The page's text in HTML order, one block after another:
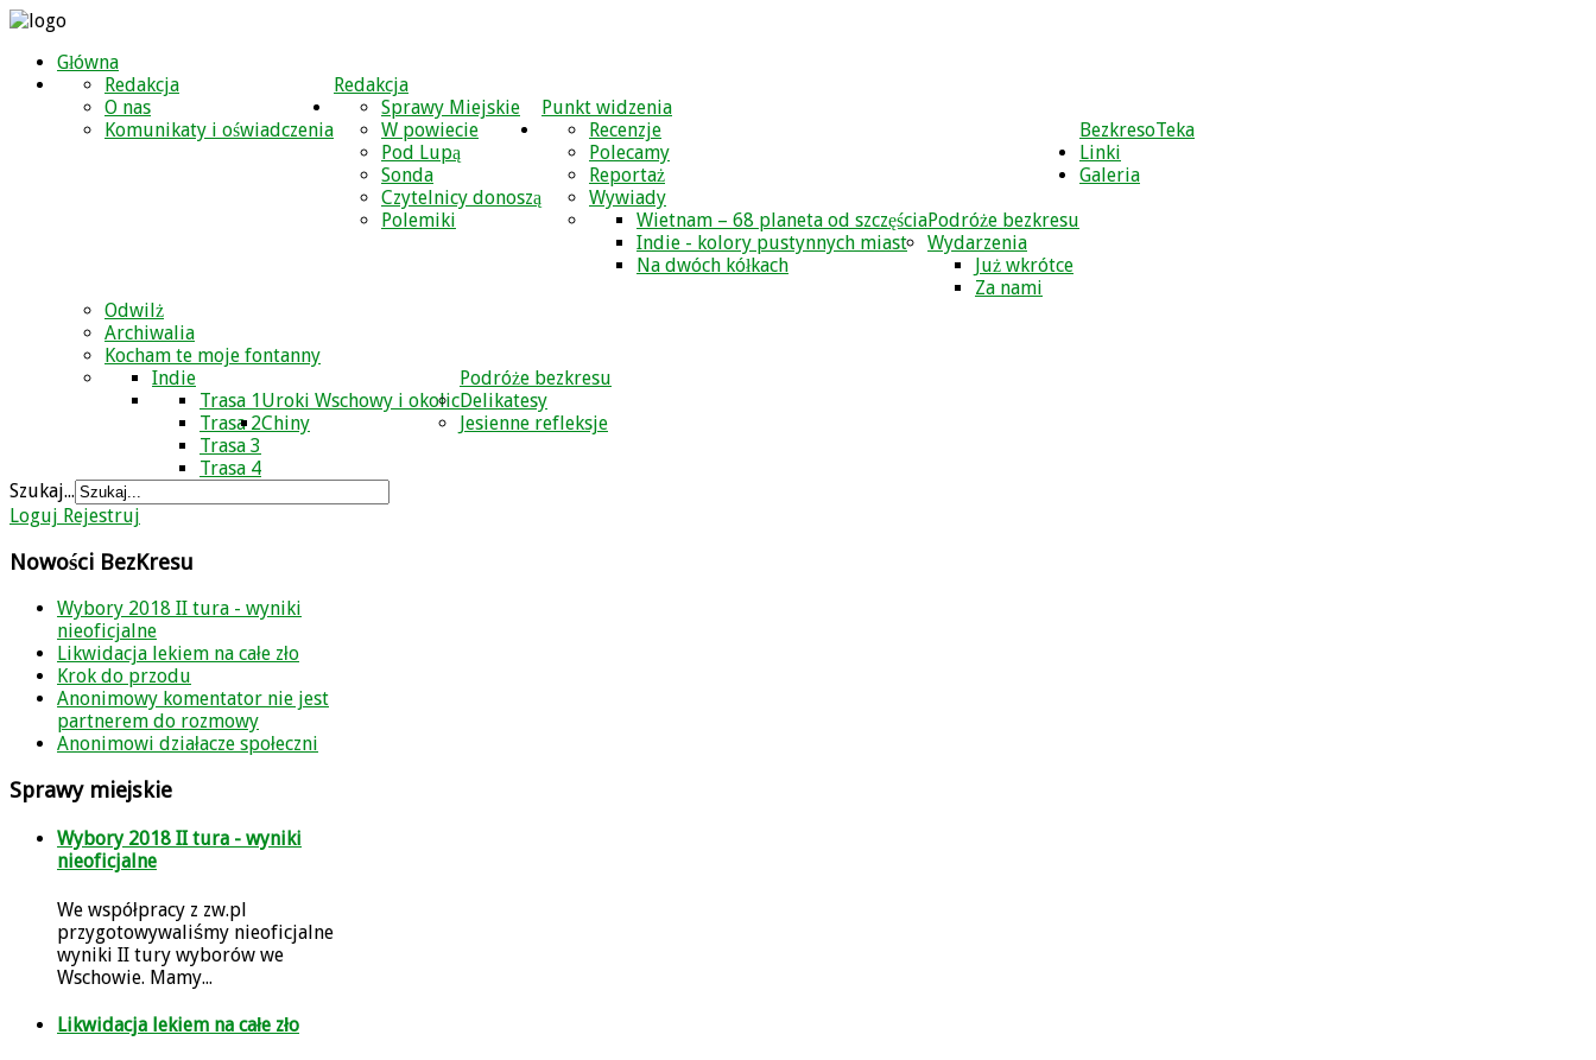
Główna
Redakcja
Redakcja
O nas
Komunikaty i oświadczenia
Punkt widzenia
Sprawy Miejskie
W powiecie
Pod Lupą
Sonda
Czytelnicy donoszą
Polemiki
BezkresoTeka
Recenzje
Polecamy
Reportaż
Wywiady
Podróże bezkresu
Wietnam – 68 planeta od szczęścia
Indie - kolory pustynnych miast
Na dwóch kółkach
Wydarzenia
Już wkrótce
Za nami
Linki
Galeria
Odwilż
Archiwalia
Kocham te moje fontanny
Podróże bezkresu
Indie
Uroki Wschowy i okolic
Trasa 1
Trasa 2
Trasa 3
Trasa 4
Chiny
Delikatesy
Jesienne refleksje
Szukaj...
Loguj Rejestruj
Nowości BezKresu
Wybory 2018 II tura - wyniki
nieoficjalne
Likwidacja lekiem na całe zło
Krok do przodu
Anonimowy komentator nie jest
partnerem do rozmowy
Anonimowi działacze społeczni
Sprawy miejskie
Wybory 2018 II tura - wyniki
nieoficjalne
We współpracy z zw.pl
przygotowywaliśmy nieoficjalne
wyniki II tury wyborów we
Wschowie. Mamy...
Likwidacja lekiem na całe zło